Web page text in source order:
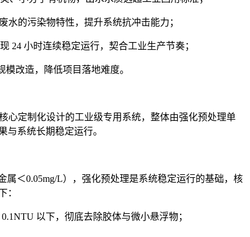
的污染物特性，提升系统抗冲击能力；
24 小时连续稳定运行，契合工业生产节奏；
改造，降低项目落地难度。
心定制化设计的工业级专用系统，整体由强化预处理单
系统长期稳定运行。
＜0.05mg/L），强化预处理是系统稳定运行的基础，核
：
以下，彻底去除胶体与微小悬浮物；